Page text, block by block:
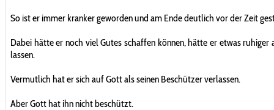
So ist er immer kranker geworden und am Ende deutlich vor der Zeit
Dabei hätte er noch viel Gutes schaffen können, hätte er etwas ruhiger
lassen.
Vermutlich hat er sich auf Gott als seinen Beschützer verlassen.
Aber Gott hat ihn nicht beschützt.